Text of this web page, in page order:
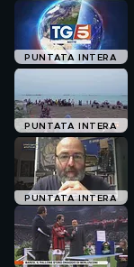
PUNTATA INTERA
PUNTATA INTERA
PUNTATA INTERA